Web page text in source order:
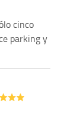
cinco
parking y